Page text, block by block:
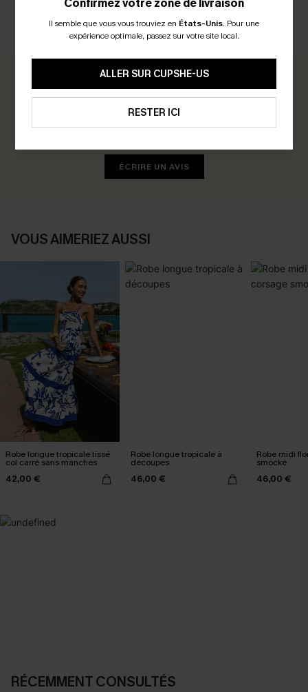
AVIS CLIENTS
Soyez le Premier à Donner Votre Avis
ÉCRIRE UN AVIS
VOUS AIMERIEZ AUSSI
Robe longue tropicale tissé
col carré sans manches
42,00 €
Robe longue tropicale à
découpes
46,00 €
Robe midi
smocké
46,00 €
RÉCEMMENT CONSULTÉS
Il semble que vous vous trouviez en États-Unis. Pour une
expérience optimale, passez sur votre site local.
ALLER SUR CUPSHE-US
RESTER ICI